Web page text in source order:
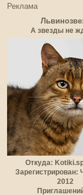
Реклама
А звезды не
Откуда:
Зарегистрирован:
2012